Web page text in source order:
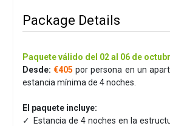
Package Details
Paquete válido del 02 al 06 de
Desde:€405 por persona en un
estancia mínima de 4 noches.
El paquete incluye:
✓ Estancia de 4 noches en la